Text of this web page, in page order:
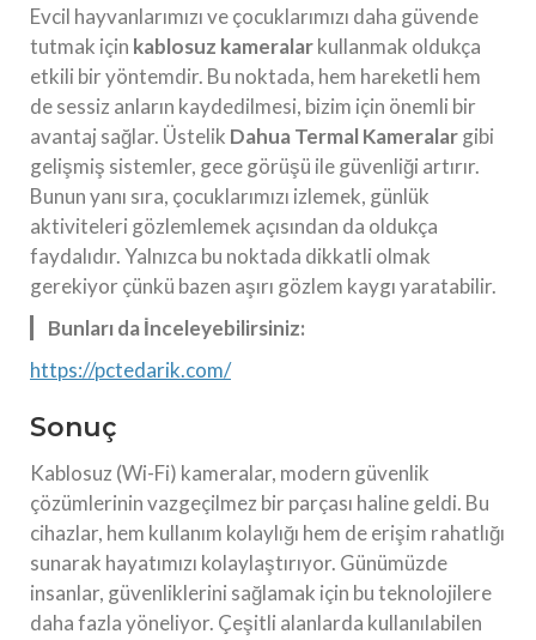
Evcil hayvanlarımızı ve çocuklarımızı daha güvende
tutmak için kablosuz kameralarkullanmak oldukça
etkili bir yöntemdir. Bu noktada, hem hareketli hem
de sessiz anların kaydedilmesi, bizim için önemli bir
avantaj sağlar. Üstelik Dahua Termal Kameralargibi
gelişmiş sistemler, gece görüşü ile güvenliği artırır.
Bunun yanı sıra, çocuklarımızı izlemek, günlük
aktiviteleri gözlemlemek açısından da oldukça
faydalıdır. Yalnızca bu noktada dikkatli olmak
gerekiyor çünkü bazen aşırı gözlem kaygı yaratabilir.
Bunları da İnceleyebilirsiniz:
https://pctedarik.com/
Sonuç
Kablosuz (Wi-Fi) kameralar, modern güvenlik
çözümlerinin vazgeçilmez bir parçası haline geldi. Bu
cihazlar, hem kullanım kolaylığı hem de erişim rahatlığı
sunarak hayatımızı kolaylaştırıyor. Günümüzde
insanlar, güvenliklerini sağlamak için bu teknolojilere
daha fazla yöneliyor. Çeşitli alanlarda kullanılabilen